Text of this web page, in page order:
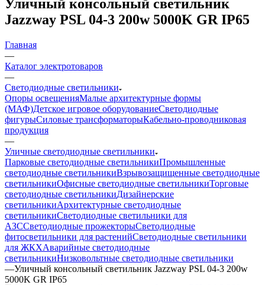
Уличный консольный светильник
Jazzway PSL 04-3 200w 5000K GR IP65
Главная
—
Каталог электротоваров
—
Светодиодные светильники
Опоры освещенияМалые архитектурные формы
(МАФ)Детское игровое оборудованиеСветодиодные
фигурыСиловые трансформаторыКабельно-проводниковая
продукция
—
Уличные светодиодные светильники
Парковые светодиодные светильникиПромышленные
светодиодные светильникиВзрывозащищенные светодиодные
светильникиОфисные светодиодные светильникиТорговые
светодиодные светильникиДизайнерские
светильникиАрхитектурные светодиодные
светильникиСветодиодные светильники для
АЗССветодиодные прожекторыСветодиодные
фитосветильники для растенийСветодиодные светильники
для ЖКХАварийные светодиодные
светильникиНизковольтные светодиодные светильники
—Уличный консольный светильник Jazzway PSL 04-3 200w
5000K GR IP65